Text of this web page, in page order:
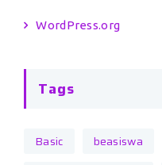
WordPress.org
Tags
Basic beasiswa